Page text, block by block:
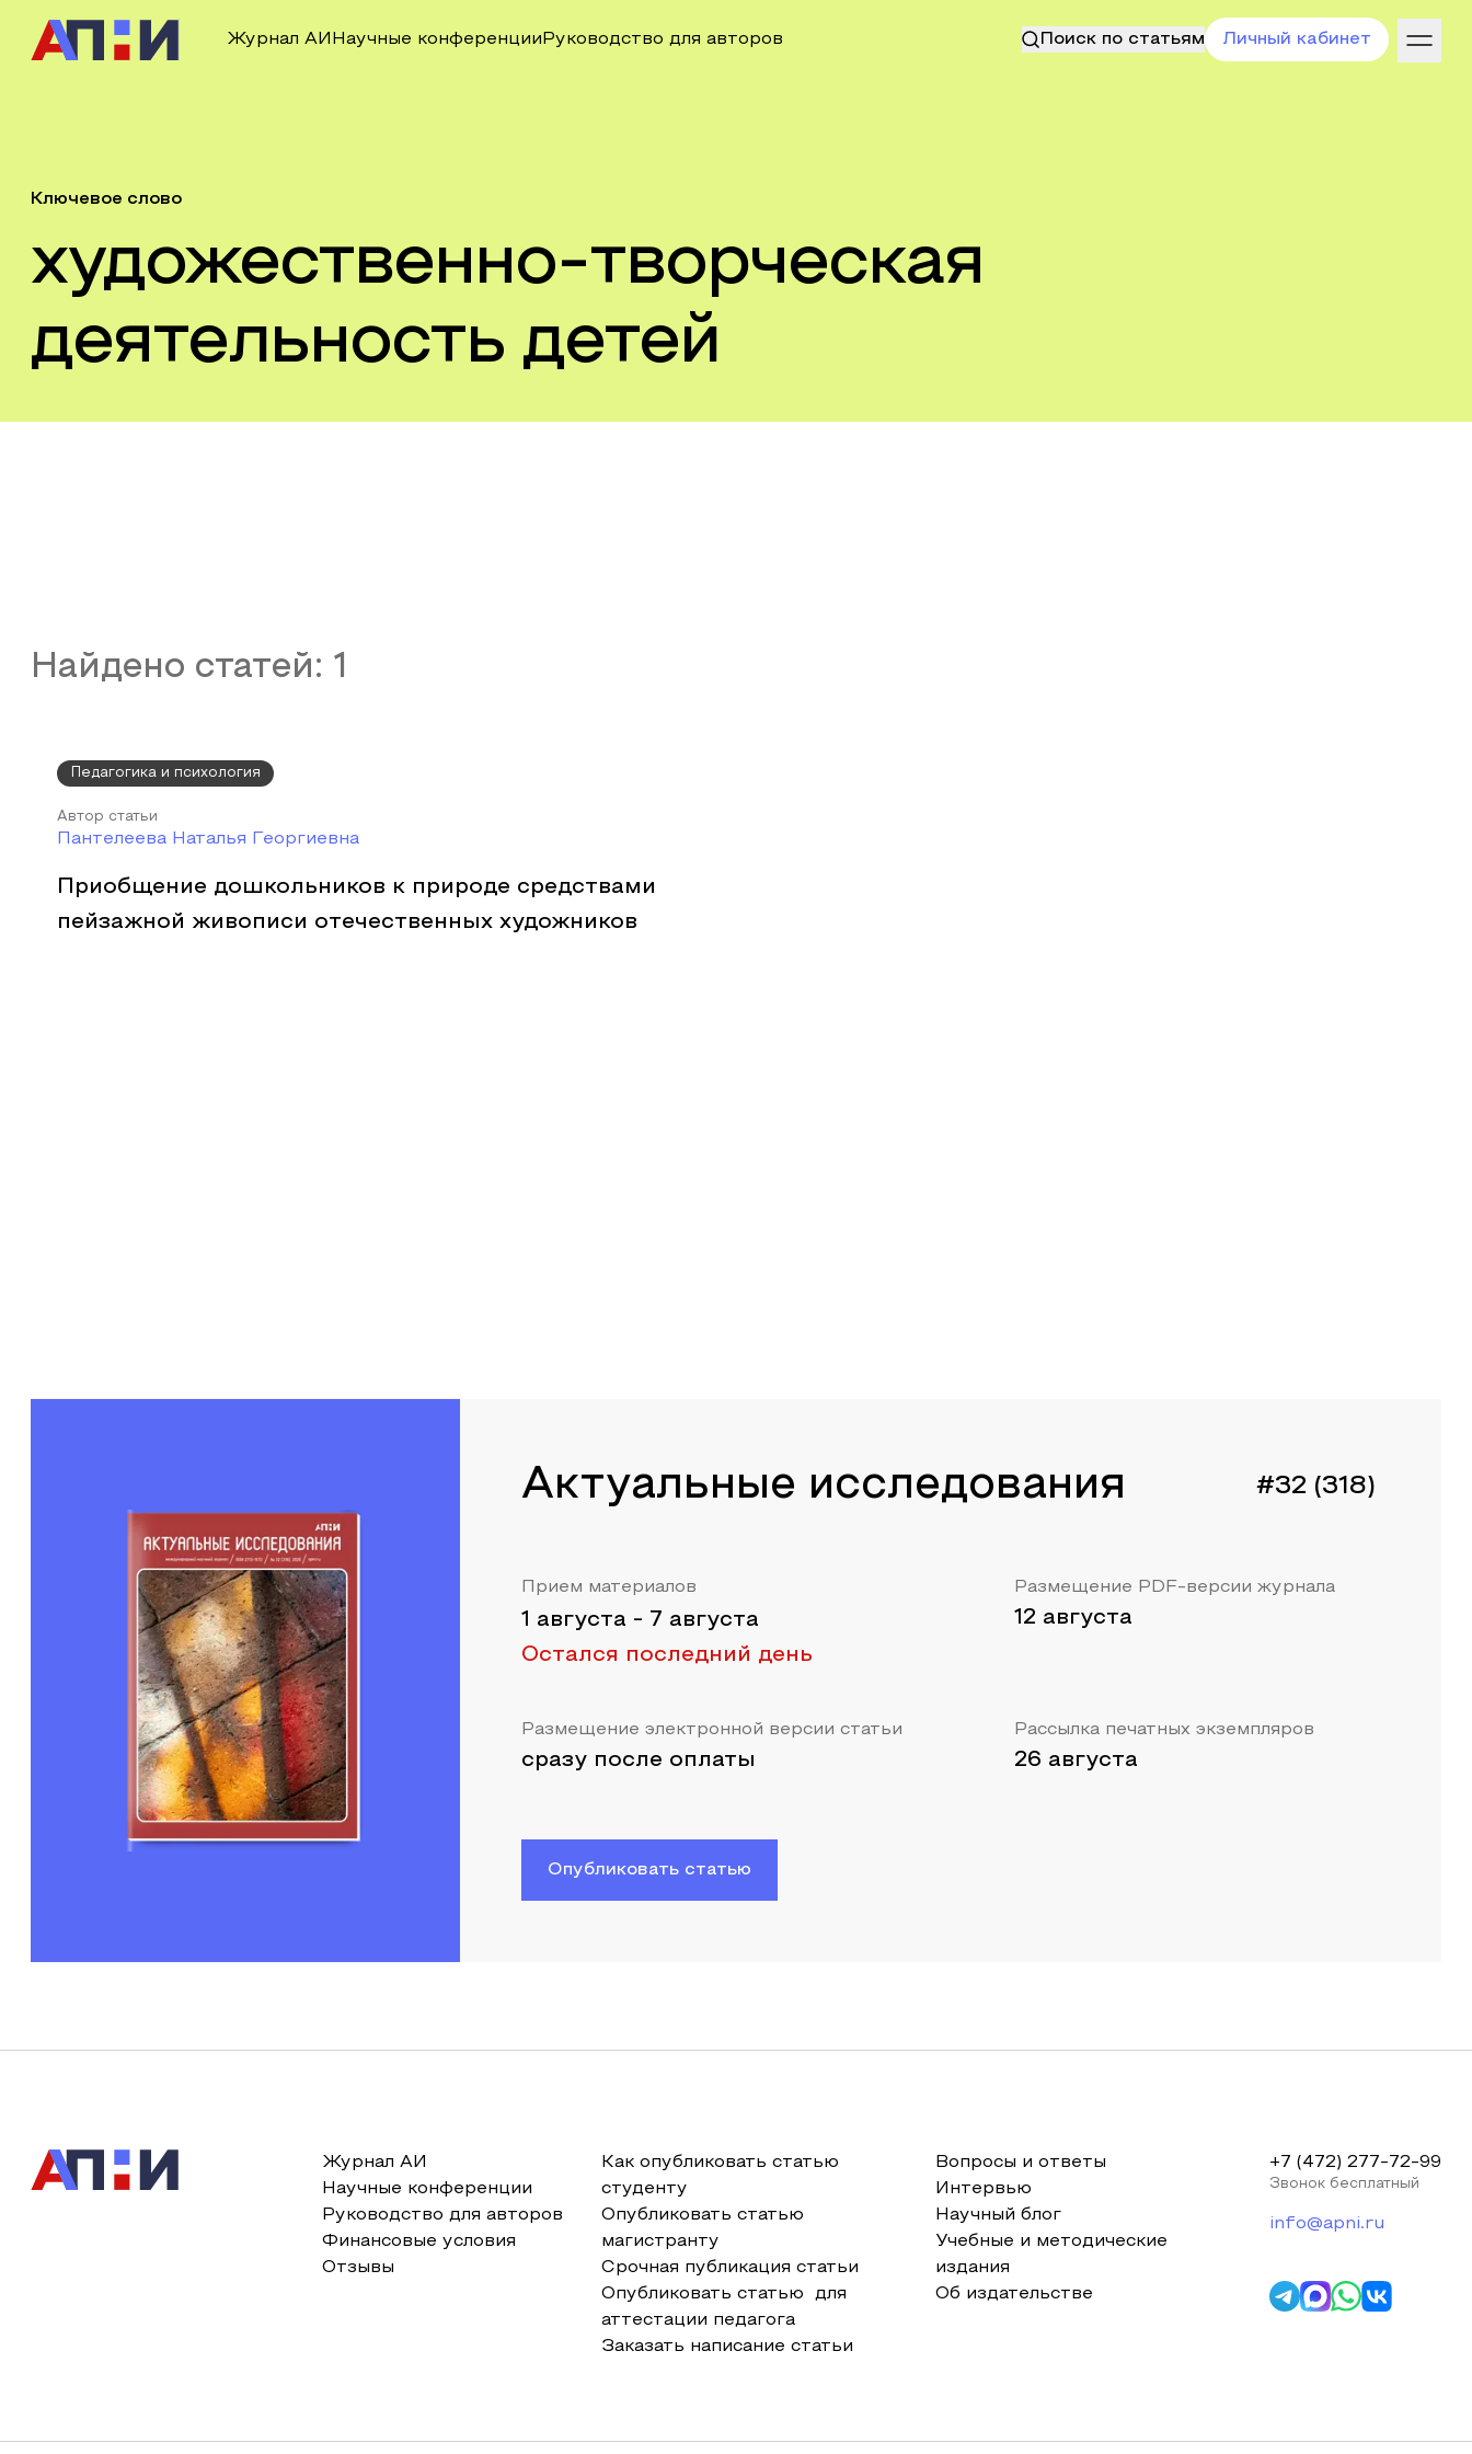
Журнал АИ Научные конференции Руководство для авторов Поиск по статьям Личный кабинет
Ключевое слово
художественно-творческая
деятельность детей
Найдено статей: 1
Педагогика и психология
Автор статьи
Пантелеева Наталья Георгиевна
Приобщение дошкольников к природе средствами
пейзажной живописи отечественных художников
Актуальные исследования #32 (318)
Прием материалов
1 августа - 7 августа
Остался последний день
Размещение PDF-версии журнала
12 августа
Размещение электронной версии статьи
сразу после оплаты
Рассылка печатных экземпляров
26 августа
Опубликовать статью
Журнал АИ
Научные конференции
Руководство для авторов
Финансовые условия
Отзывы
Как опубликовать статью
студенту
Опубликовать статью
магистранту
Срочная публикация статьи
Опубликовать статью для
аттестации педагога
Заказать написание статьи
Вопросы и ответы
Интервью
Научный блог
Учебные и методические
издания
Об издательстве
+7 (472) 277-72-99
Звонок бесплатный
info@apni.ru